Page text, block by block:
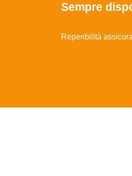
Sempre
Reperibilità